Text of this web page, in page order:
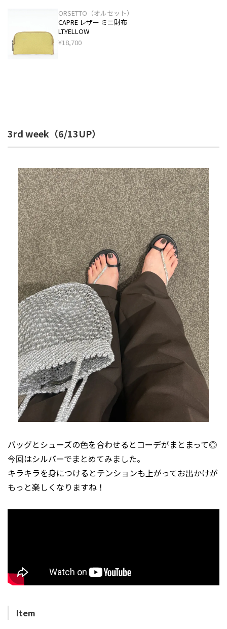
ORSETTO（オルセット）
CAPRE レザー ミニ財布
LT.YELLOW
¥18,700
3rd week（6/13UP）
バッグとシューズの色を合わせるとコーデがまとまって◎
今回はシルバーでまとめてみました。
キラキラを身につけるとテンションも上がってお出かけが
もっと楽しくなりますね！
Item